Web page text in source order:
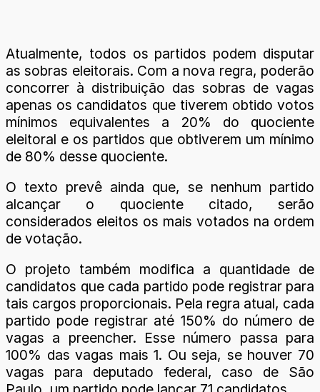
Atualmente, todos os partidos podem disputar
as sobras eleitorais. Com a nova regra, poderão
concorrer à distribuição das sobras de vagas
apenas os candidatos que tiverem obtido votos
mínimos equivalentes a 20% do quociente
eleitoral e os partidos que obtiverem um mínimo
de 80% desse quociente.
O texto prevê ainda que, se nenhum partido
alcançar o quociente citado, serão
considerados eleitos os mais votados na ordem
de votação.
O projeto também modifica a quantidade de
candidatos que cada partido pode registrar para
tais cargos proporcionais. Pela regra atual, cada
partido pode registrar até 150% do número de
vagas a preencher. Esse número passa para
100% das vagas mais 1. Ou seja, se houver 70
vagas para deputado federal, caso de São